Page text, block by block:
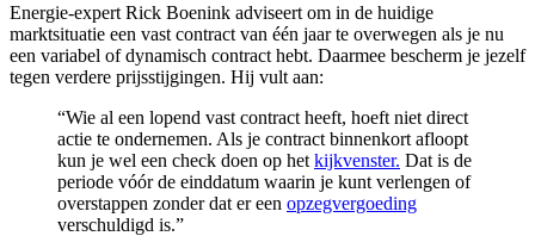
Energie-expert Rick Boenink adviseert om in de huidige
marktsituatie een vast contract van één jaar te overwegen als je nu
een variabel of dynamisch contract hebt. Daarmee bescherm je jezelf
tegen verdere prijsstijgingen. Hij vult aan:
“Wie al een lopend vast contract heeft, hoeft niet direct
actie te ondernemen. Als je contract binnenkort afloopt
kun je wel een check doen op het kijkvenster. Dat is de
periode vóór de einddatum waarin je kunt verlengen of
overstappen zonder dat er een opzegvergoeding
verschuldigd is.”